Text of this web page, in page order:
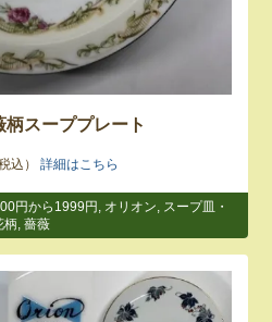
スーププレート
込）詳細はこちら
円から1999円 オリオン
スープ皿・
柄 ,薔薇